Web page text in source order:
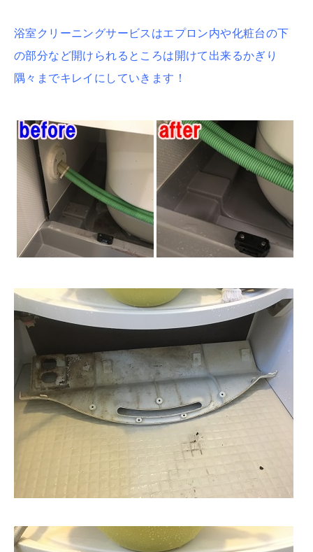
浴室クリーニングサービスはエプロン内や化粧台の下
の部分など開けられるところは開けて出来るかぎり
隅々までキレイにしていきます！